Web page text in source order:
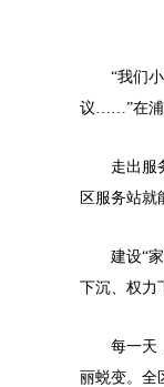
“我们小
议……”在浦
走出服务
区服务站就
建设“家门
下沉、权力
每一天，
丽蜕变。全